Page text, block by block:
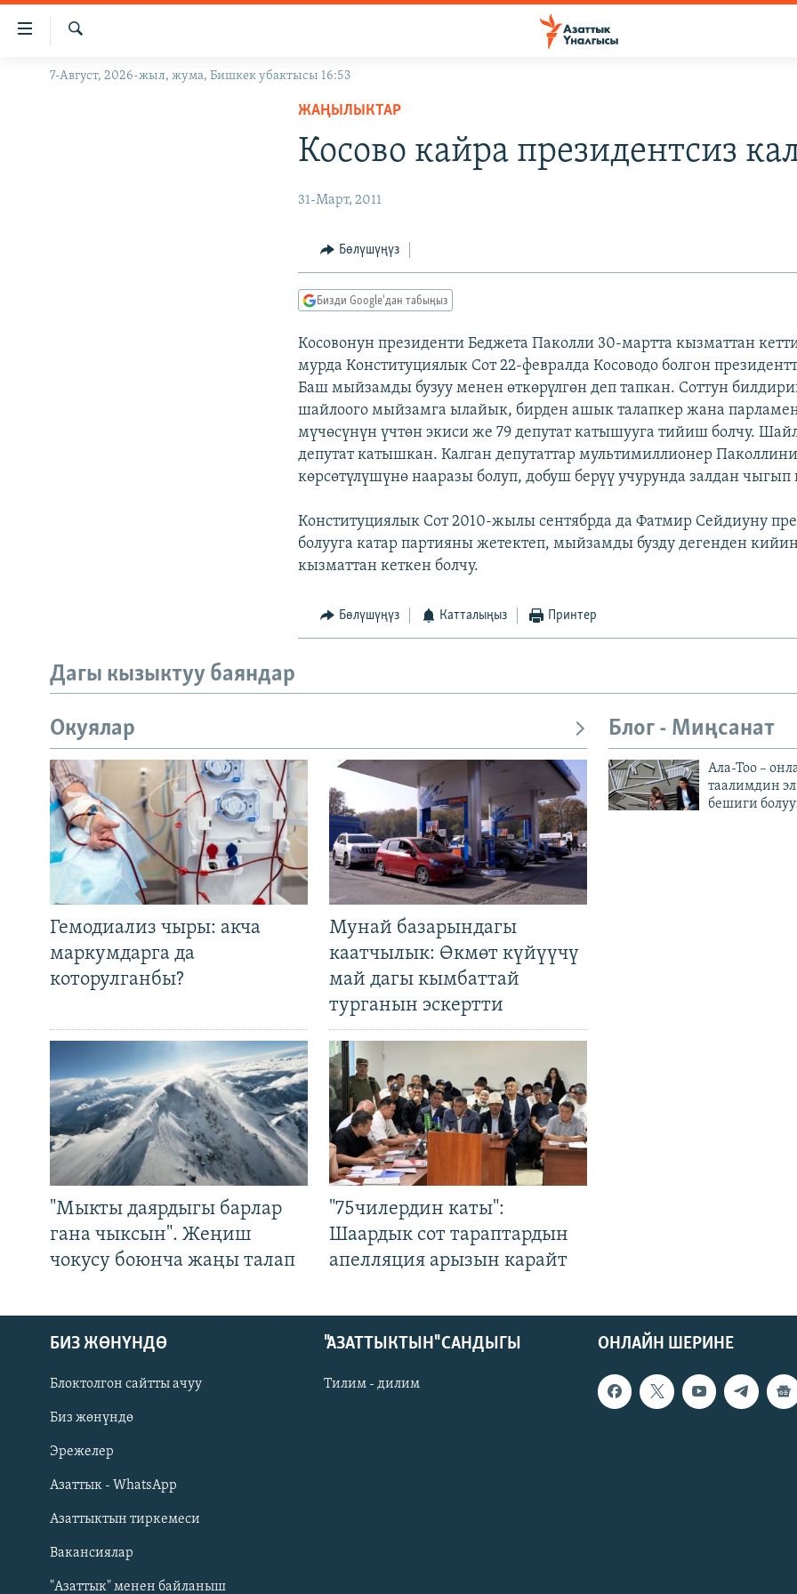
Линктер
Мазмунга
Навигацияга
ЖАҢЫЛЫКТАР
Русский
ОНЛАЙН ШЕРИНЕ
Издөө
7-Август, 2026-жыл, жума, Бишкек убактысы 16:53
ЖАҢЫЛЫКТАР
Косово кайра президентсиз
31-Март, 2011
Бөлүшүңүз
Бизди Google'дан табыңыз
Косовонун президенти Беджета Паколли 30-мартта кызматтан
мурда Конституциялык Сот 22-февралда Косоводо болгон
Баш мыйзамды бузуу менен өткөрүлгөн деп тапкан. Соттун
шайлоого мыйзамга ылайык, бирден ашык талапкер жана
мүчөсүнүн үчтөн экиси же 79 депутат катышууга тийиш болчу.
депутат катышкан. Калган депутаттар мультимиллионер
көрсөтүлүшүнө нааразы болуп, добуш берүү учурунда залдан чыгып
Конституциялык Сот 2010-жылы сентябрда да Фатмир Сейдиуну
болууга катар партияны жетектеп, мыйзамды бузду дегенден
кызматтан кеткен болчу.
Бөлүшүңүз Катталыңыз Принтер
Дагы кызыктуу баяндар
Окуялар
Гемодиализ чыры: акча
маркумдарга да
которулганбы?
Мунай базарындагы
каатчылык: Өкмөт күйүүчү
май дагы кымбаттай
турганын эскертти
"Мыкты даярдыгы барлар
гана чыксын". Жеңиш
чокусу боюнча жаңы талап
"75чилердин каты":
Шаардык сот тараптардын
апелляция арызын карайт
Блог - Миңсанат
Ала-Тоо –
таалимдин
бешиги
ОНЛАЙН ШЕРИНЕ
БИЗ ЖӨНҮНДӨ
Блоктолгон сайтты ачуу
Биз жөнүндө
Эрежелер
Азаттык - WhatsApp
Азаттыктын тиркемеси
Вакансиялар
"Азаттык" менен байланыш
"АЗАТТЫКТЫН" САНДЫГЫ
Тилим - дилим